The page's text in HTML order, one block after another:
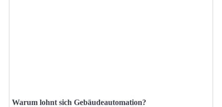
Warum lohnt sich Gebäudeautomation?